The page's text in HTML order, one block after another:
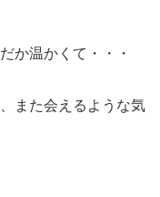
か温かくて・・・
また会えるような気